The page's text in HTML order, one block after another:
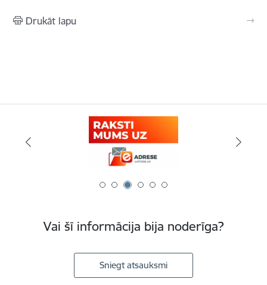
Drukāt lapu
Vai šī informācija bija noderīga?
Sniegt atsauksmi